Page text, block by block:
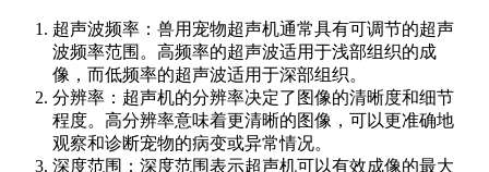
超声波频率：兽用宠物超声机通常具有可调节的超声
波频率范围。高频率的超声波适用于浅部组织的成
像，而低频率的超声波适用于深部组织。
分辨率：超声机的分辨率决定了图像的清晰度和细节
程度。高分辨率意味着更清晰的图像，可以更准确地
观察和诊断宠物的病变或异常情况。
深度范围：深度范围表示超声机可以有效成像的最大